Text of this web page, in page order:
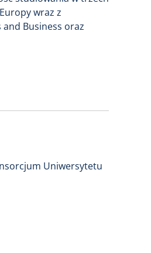
wraz z
Business oraz
Uniwersytetu